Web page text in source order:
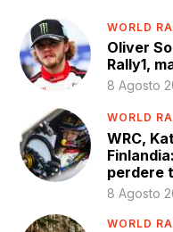
WORLD
Oliver
Rally1,
8 Agosto
WORLD
WRC,
perdere
8 Agosto
WORLD